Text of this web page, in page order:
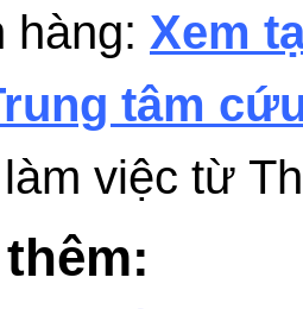
hàng: Xem
tâm
việc từ